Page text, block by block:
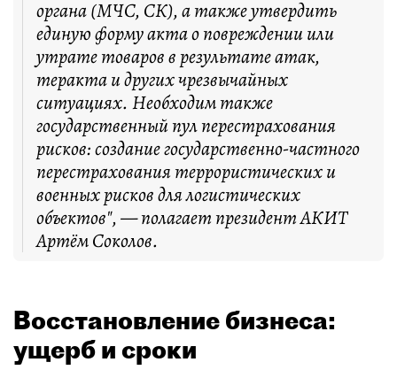
органа (МЧС, СК), а также утвердить
единую форму акта о повреждении или
утрате товаров в результате атак,
теракта и других чрезвычайных
ситуациях. Необходим также
государственный пул перестрахования
рисков: создание государственно-частного
перестрахования террористических и
военных рисков для логистических
объектов", — полагает президент АКИТ
Артём Соколов.
Восстановление бизнеса:
ущерб и сроки